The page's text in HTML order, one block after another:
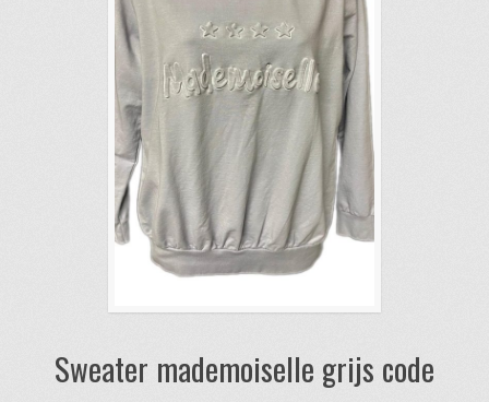
Sweater mademoiselle grijs code